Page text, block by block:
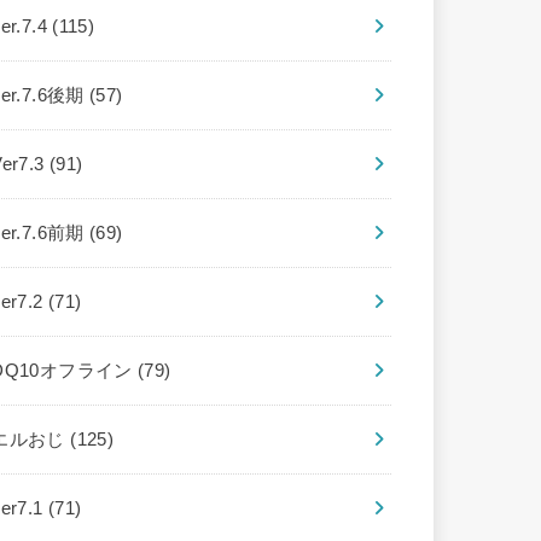
(115)
後期 (57)
(91)
前期 (69)
(71)
オフライン (79)
ルおじ (125)
(71)